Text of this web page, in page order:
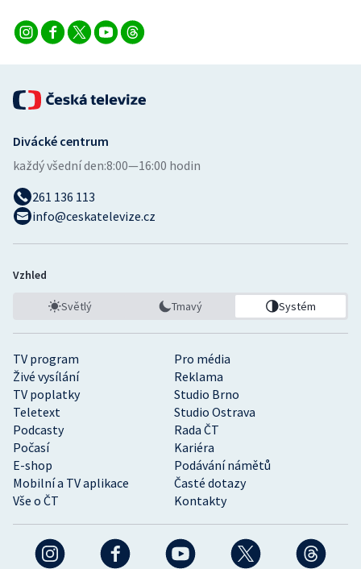
TV program
Pro média
Živé vysílání
Reklama
TV poplatky
Studio Brno
Teletext
Studio Ostrava
Podcasty
Rada ČT
Počasí
Kariéra
E-shop
Podávání námětů
Mobilní a TV aplikace
Časté dotazy
Vše o ČT
Kontakty
Divácké centrum
každý všední den:8:00—16:00 hodin
261 136 113
info@ceskatelevize.cz
Vzhled
Světlý Tmavý Systém